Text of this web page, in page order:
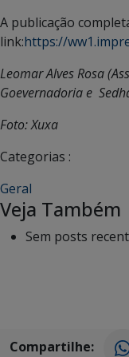
A publicação
link:https://
Leomar Alves Rosa
Goevernadoria e
Foto: Xuxa
Categorias :
Geral
Veja Também
Sem posts
Compartilhe: